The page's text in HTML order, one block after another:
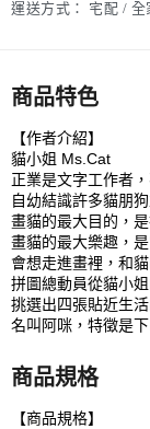
運送方式：
宅配 / 全
商品特色
【作者介紹】
貓小姐 Ms.Cat
正業是文字工作者
自幼結識許多貓朋
畫貓的最大目的，
畫貓的最大樂趣，
會想走進畫裡，和
拼圖總動員從貓小
挑選出四張貼近生
名叫阿咪，特徵是
商品規格
【商品規格】